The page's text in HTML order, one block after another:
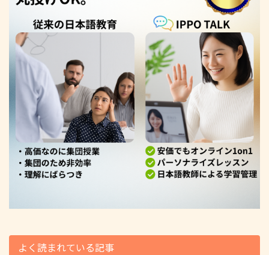
よく読まれている記事